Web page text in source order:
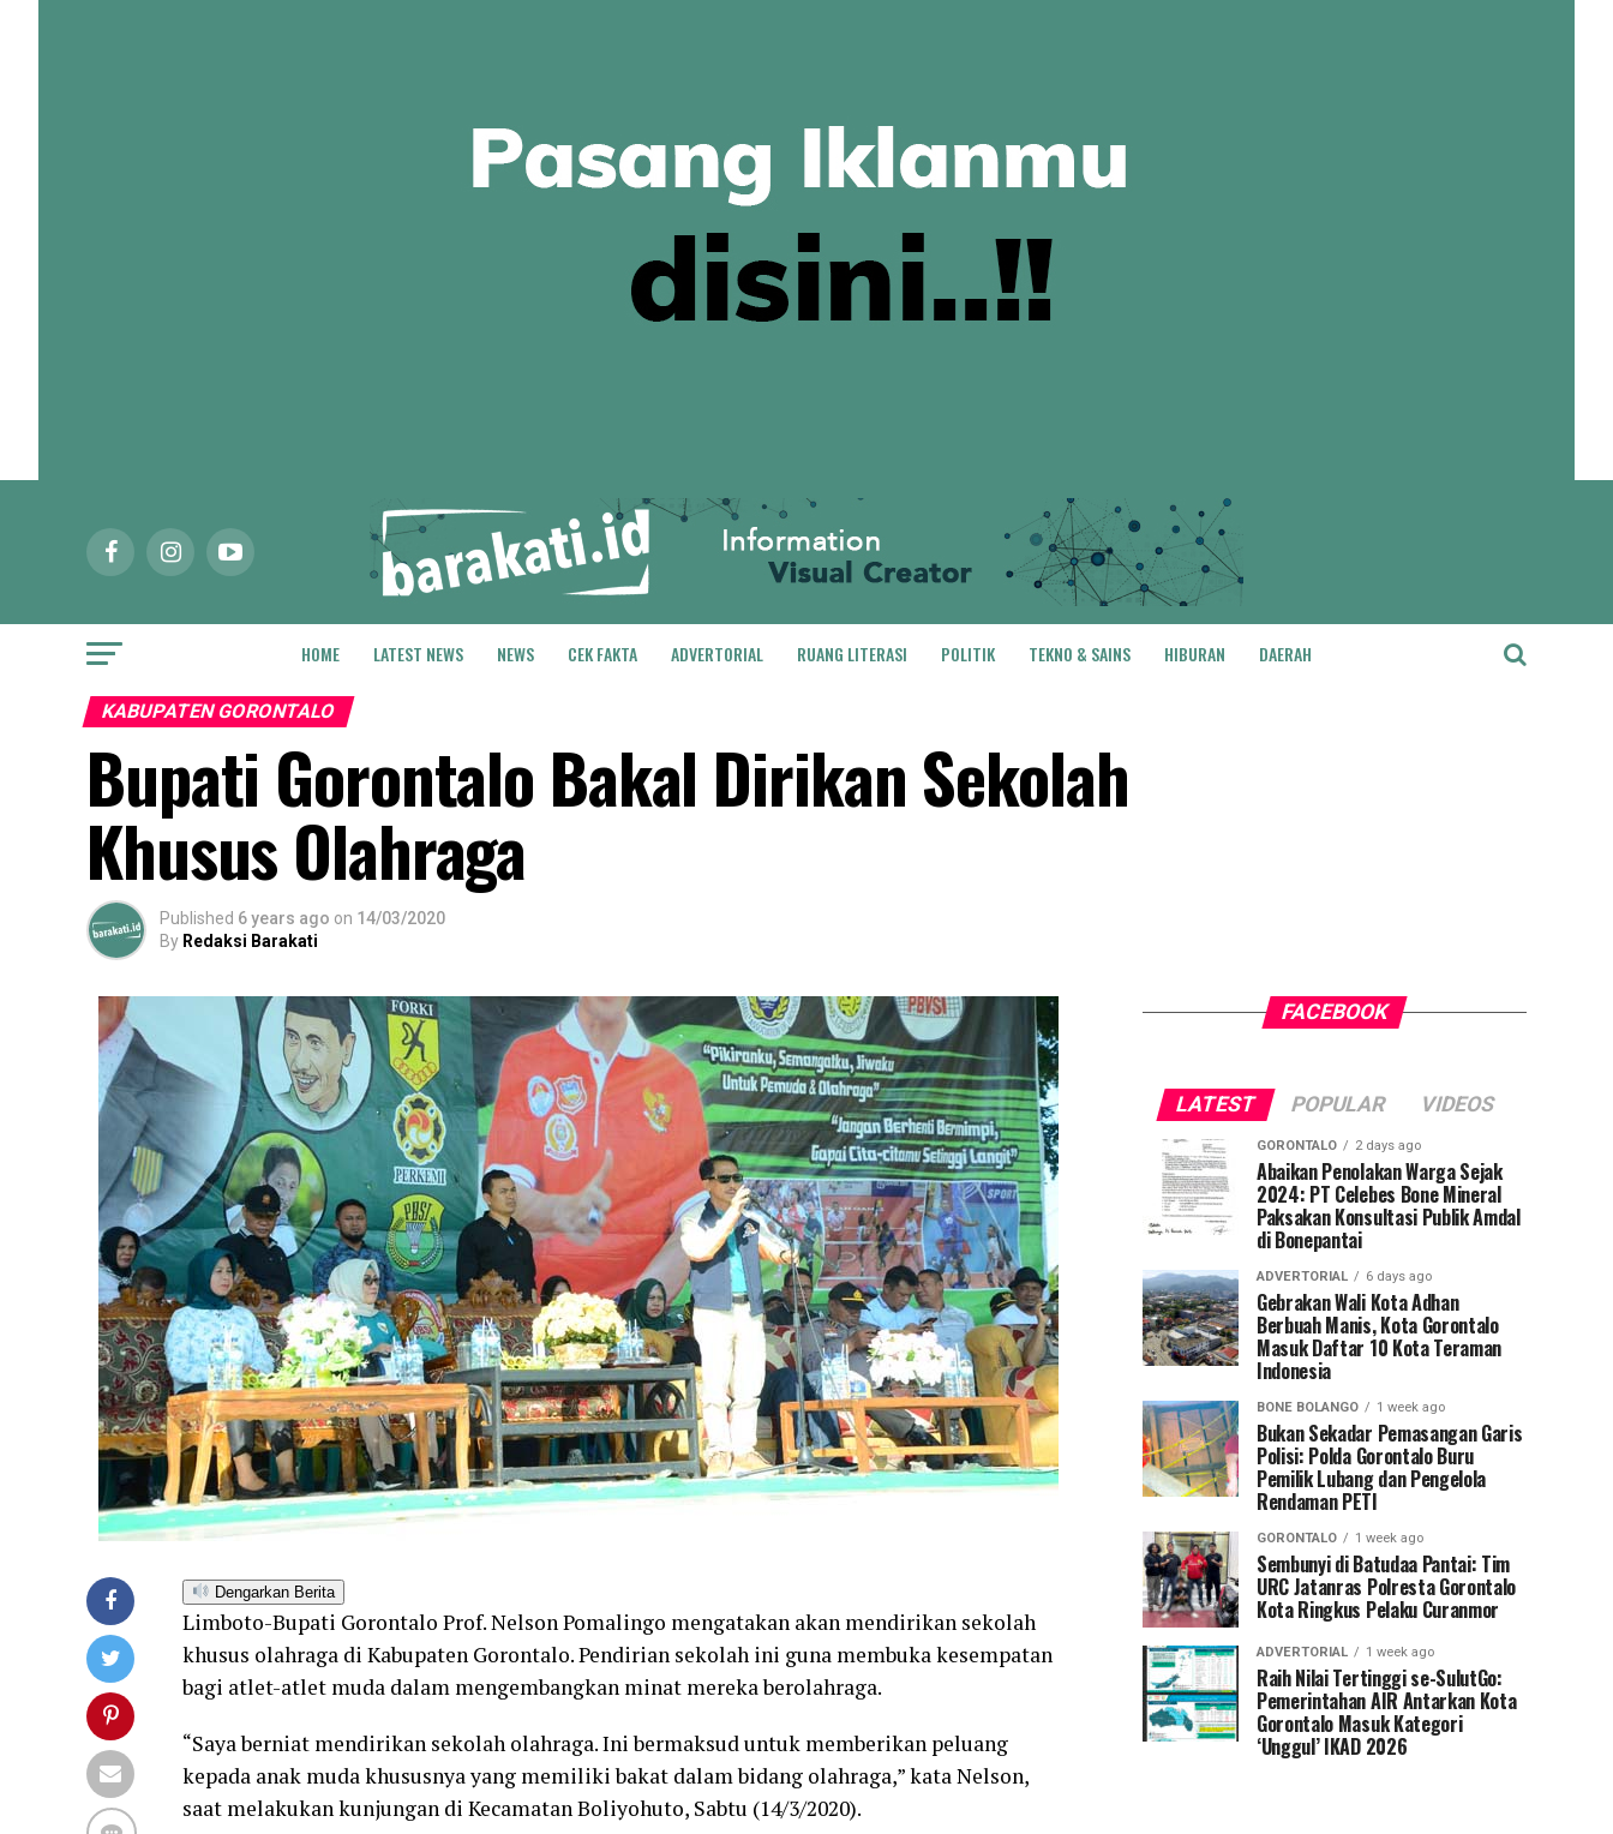
HOME LATEST NEWS NEWS CEK FAKTA ADVERTORIAL RUANG LITERASI POLITIK TEKNO & SAINS HIBURAN DAERAH
KABUPATEN GORONTALO
Bupati Gorontalo Bakal Dirikan Sekolah
Khusus Olahraga
Published 6 years ago on 14/03/2020
By Redaksi Barakati
Dengarkan Berita
Limboto-Bupati Gorontalo Prof. Nelson Pomalingo mengatakan akan mendirikan sekolah
khusus olahraga di Kabupaten Gorontalo. Pendirian sekolah ini guna membuka kesempatan
bagi atlet-atlet muda dalam mengembangkan minat mereka berolahraga.
“Saya berniat mendirikan sekolah olahraga. Ini bermaksud untuk memberikan peluang
kepada anak muda khususnya yang memiliki bakat dalam bidang olahraga,” kata Nelson,
saat melakukan kunjungan di Kecamatan Boliyohuto, Sabtu (14/3/2020).
FACEBOOK
LATEST POPULAR VIDEOS
GORONTALO 2 days ago
Abaikan Penolakan Warga Sejak
2024: PT Celebes Bone Mineral
Paksakan Konsultasi Publik Amdal
di Bonepantai
ADVERTORIAL 6 days ago
Gebrakan Wali Kota Adhan
Berbuah Manis, Kota Gorontalo
Masuk Daftar 10 Kota Teraman
Indonesia
BONE BOLANGO 1 week ago
Bukan Sekadar Pemasangan Garis
Polisi: Polda Gorontalo Buru
Pemilik Lubang dan Pengelola
Rendaman PETI
GORONTALO 1 week ago
Sembunyi di Batudaa Pantai: Tim
URC Jatanras Polresta Gorontalo
Kota Ringkus Pelaku Curanmor
ADVERTORIAL 1 week ago
Raih Nilai Tertinggi se-SulutGo:
Pemerintahan AIR Antarkan Kota
Gorontalo Masuk Kategori
‘Unggul’ IKAD 2026